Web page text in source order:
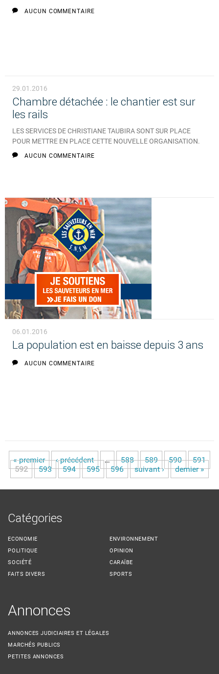
AUCUN COMMENTAIRE
29.01.2016
Chambre détachée : le chantier est sur
les rails
LES SERVICES DE CHRISTIANE TAUBIRA SONT SUR PLACE
POUR METTRE EN PLACE CETTE NOUVELLE ORGANISATION.
AUCUN COMMENTAIRE
06.01.2016
La population est en baisse depuis 3 ans
AUCUN COMMENTAIRE
Pages
« premier ‹ précédent … 588 589 590
591
592
593 594 595 596 suivant › dernier »
Catégories
ECONOMIE
POLITIQUE
SOCIÉTÉ
FAITS DIVERS
ENVIRONNEMENT
OPINION
CARAÏBE
SPORTS
Annonces
ANNONCES JUDICIAIRES ET LÉGALES
MARCHÉS PUBLICS
PETITES ANNONCES